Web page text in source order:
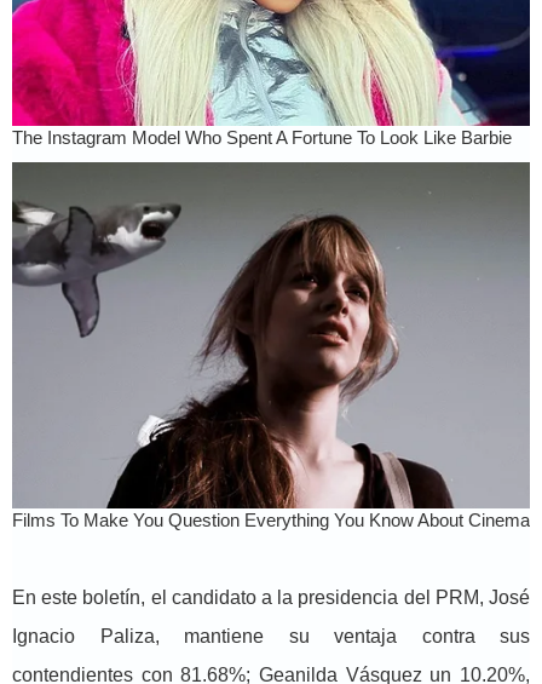
En este boletín, el candidato a la presidencia del PRM, José
Ignacio Paliza, mantiene su ventaja contra sus
contendientes con 81.68%; Geanilda Vásquez un 10.20%,